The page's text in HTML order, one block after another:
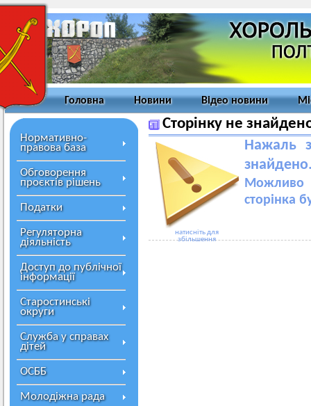
Головна Новини Відео новини
Нормативно-
правова база
Обговорення
проєктів рішень
Податки
Регуляторна
діяльність
Доступ до публічної
інформації
Старостинські
округи
Служба у справах
дітей
ОСББ
Молодіжна рада
Сторінку не
натисніть для
збільшення
Нажаль
Можливо
сторінка